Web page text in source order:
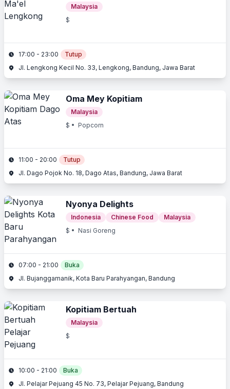
Malaysia
$
17:00 - 23:00
Tutup
Jl. Lengkong Kecil No. 33, Lengkong, Bandung, Jawa Barat
Oma Mey Kopitiam
Malaysia
$ • Popcorn
11:00 - 20:00
Tutup
Jl. Dago Pojok No. 18, Dago Atas, Bandung, Jawa Barat
Nyonya Delights
Indonesia Chinese Food
Malaysia
$ • Nasi Goreng
07:00 - 21:00
Buka
Jl. Bujanggamanik, Kota Baru Parahyangan, Bandung
Kopitiam Bertuah
Malaysia
$
10:00 - 21:00
Buka
Jl. Pelajar Pejuang 45 No. 73, Pelajar Pejuang, Bandung